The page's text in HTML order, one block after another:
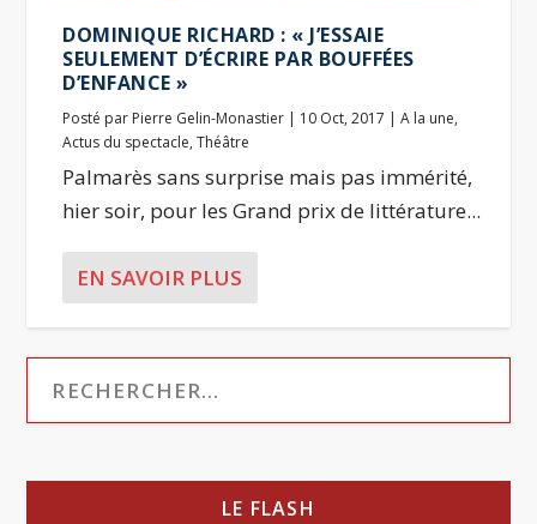
DOMINIQUE RICHARD : « J’ESSAIE
SEULEMENT D’ÉCRIRE PAR BOUFFÉES
D’ENFANCE »
Posté par Pierre Gelin-Monastier | 10 Oct, 2017 |A la une,
Actus du spectacle,Théâtre
Palmarès sans surprise mais pas immérité,
hier soir, pour les Grand prix de littérature...
EN SAVOIR PLUS
LE FLASH